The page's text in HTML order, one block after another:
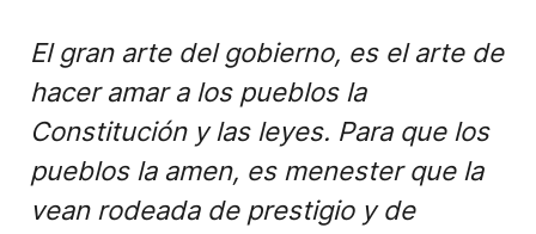
El gran arte del gobierno, es el arte de
hacer amar a los pueblos la
Constitución y las leyes. Para que los
pueblos la amen, es menester que la
vean rodeada de prestigio y de